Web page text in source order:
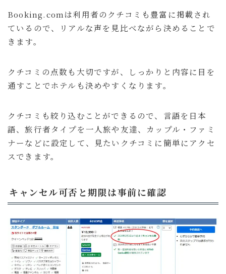
Booking.comは利用者のクチコミも豊富に掲載され
ているので、リアルな声を見比べながら決めることで
きます。
クチコミの点数も大切ですが、しっかりと内容に目を
通すことでホテルも決めやすくなります。
クチコミも絞り込むことができるので、言語を日本
語、旅行者タイプを一人旅や友達、カップル・ファミ
ナーなどに設定して、見たいクチコミに簡単にアクセ
スできます。
キャンセル可否と期限は事前に確認